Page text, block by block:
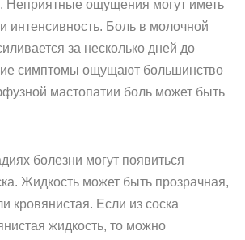
Неприятные ощущения могут иметь
интенсивность. Боль в молочной
за несколько дней до
симптомы ощущают большинство
мастопатии боль может быть
болезни могут появиться
Жидкость может быть прозрачная,
кровянистая. Если из соска
жидкость, то можно